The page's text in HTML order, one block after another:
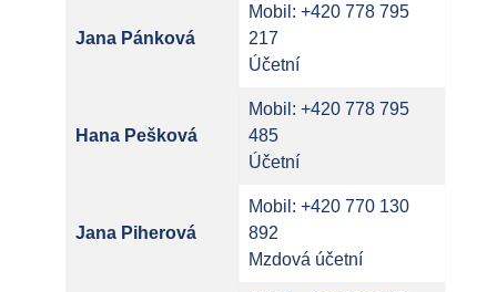
Jana Pánková
Mobil: +420 778 795
217
Účetní
Hana Pešková
Mobil: +420 778 795
485
Účetní
Jana Piherová
Mobil: +420 770 130
892
Mzdová účetní